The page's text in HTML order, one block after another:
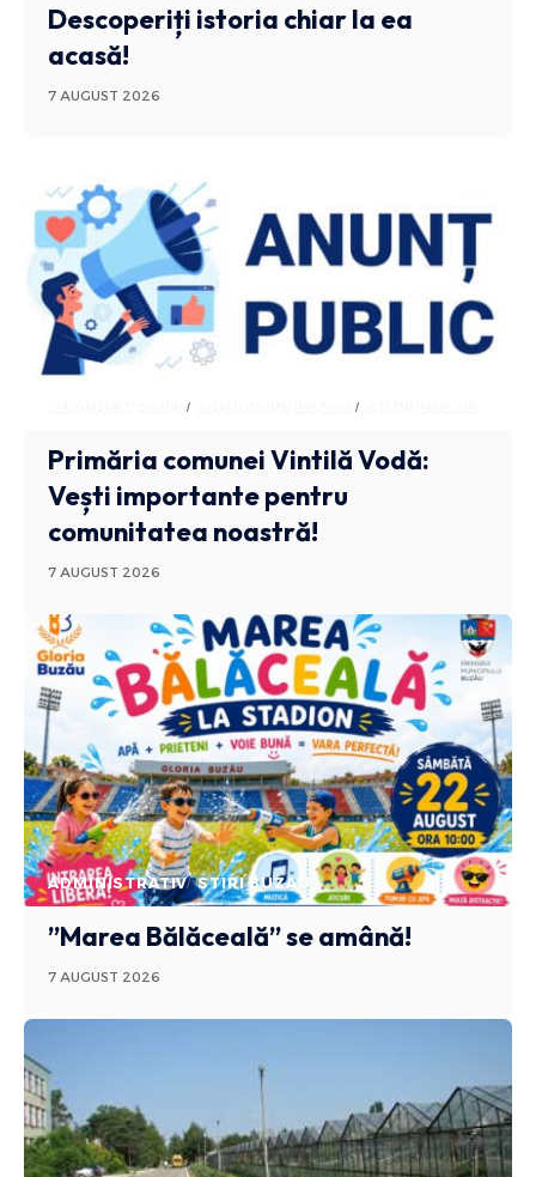
Descoperiți istoria chiar la ea
acasă!
7 AUGUST 2026
ADMINISTRATIV ANUNTURI BUZAU
Primăria comunei Vintilă Vodă:
Vești importante pentru
comunitatea noastră!
7 AUGUST 2026
ADMINISTRATIV STIRI BUZAU
”Marea Bălăceală” se amână!
7 AUGUST 2026